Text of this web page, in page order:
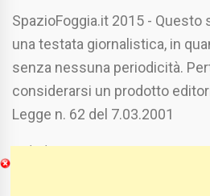
SpazioFoggia.it 2015 - Questo
una testata giornalistica, in
senza nessuna periodicità.
considerarsi un prodotto
Legge n. 62 del 7.03.2001
Chi Siamo